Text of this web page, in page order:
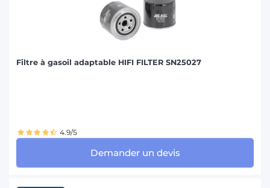
Filtre à gasoil adaptable HIFI FILTER SN25027
4.9/5
Demander un devis